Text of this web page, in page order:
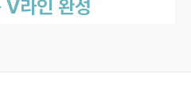
V라인 완성